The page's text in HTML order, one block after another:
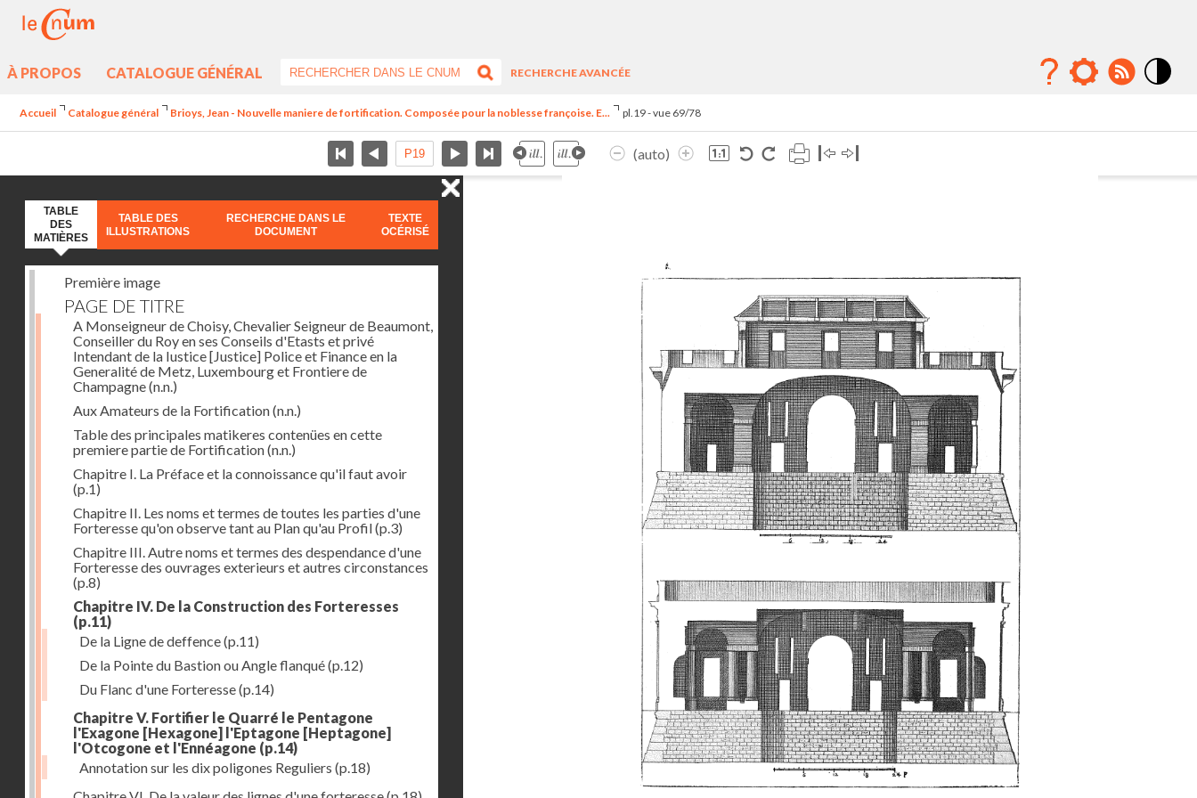
À PROPOS CATALOGUE GÉNÉRAL
RECHERCHE AVANCÉE
Accueil Catalogue général Brioys, Jean - Nouvelle maniere de fortification. Composée pour la noblesse françoise. E... pl.19 - vue 69/78
(auto)
TABLE
DES
MATIÈRES
TABLE DES
ILLUSTRATIONS
RECHERCHE DANS LE
DOCUMENT
TEXTE
OCÉRISÉ
Première image
PAGE DE TITRE
A Monseigneur de Choisy, Chevalier Seigneur de Beaumont,
Conseiller du Roy en ses Conseils d'Etasts et privé
Intendant de la Iustice [Justice] Police et Finance en la
Generalité de Metz, Luxembourg et Frontiere de
Champagne(n.n.)
Aux Amateurs de la Fortification(n.n.)
Table des principales matikeres contenües en cette
premiere partie de Fortification(n.n.)
Chapitre I. La Préface et la connoissance qu'il faut avoir
(p.1)
Chapitre II. Les noms et termes de toutes les parties d'une
Forteresse qu'on observe tant au Plan qu'au Profil(p.3)
Chapitre III. Autre noms et termes des despendance d'une
Forteresse des ouvrages exterieurs et autres circonstances
(p.8)
Chapitre IV. De la Construction des Forteresses
(p.11)
De la Ligne de deffence(p.11)
De la Pointe du Bastion ou Angle flanqué(p.12)
Du Flanc d'une Forteresse(p.14)
Chapitre V. Fortifier le Quarré le Pentagone
l'Exagone [Hexagone] l'Eptagone [Heptagone]
l'Otcogone et l'Ennéagone (p.14)
Annotation sur les dix poligones Reguliers (p.18)